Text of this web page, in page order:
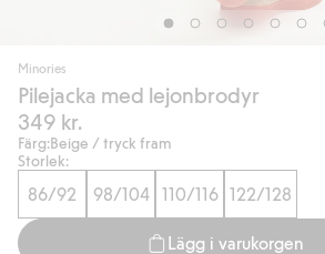
Minories
Pilejacka med lejonbrodyr
349 kr.
Färg:Beige / tryck fram
Storlek:
86/92 98/104 110/116 122/128
Lägg i varukorgen